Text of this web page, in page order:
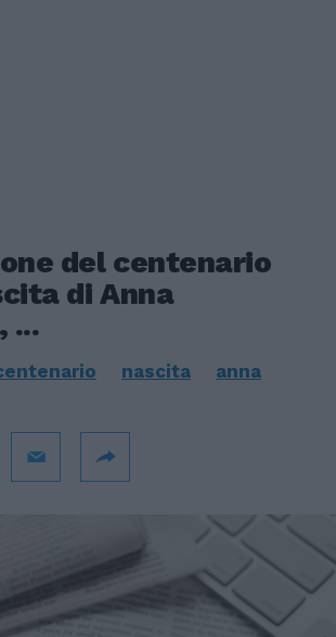
del centenario
di Anna
...
nascita
anna